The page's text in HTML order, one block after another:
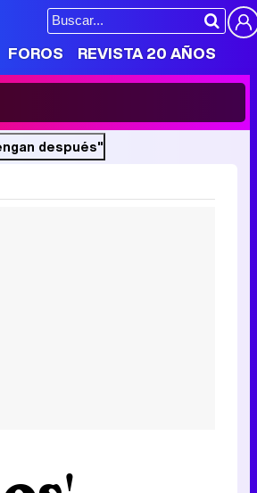
FOROS REVISTA 20 AÑOS
después"